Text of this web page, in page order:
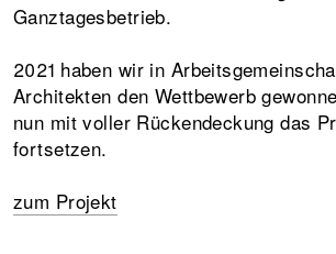
Ganztagesbetrieb.
2021 haben wir in
Architekten den Wettbewerb
nun mit voller Rückendeckung das
fortsetzen.
zum Projekt